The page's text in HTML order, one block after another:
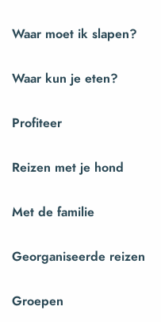
Waar moet ik slapen?
Waar kun je eten?
Profiteer
Reizen met je hond
Met de familie
Georganiseerde reizen
Groepen
van Villedieu
Poêles
ons op